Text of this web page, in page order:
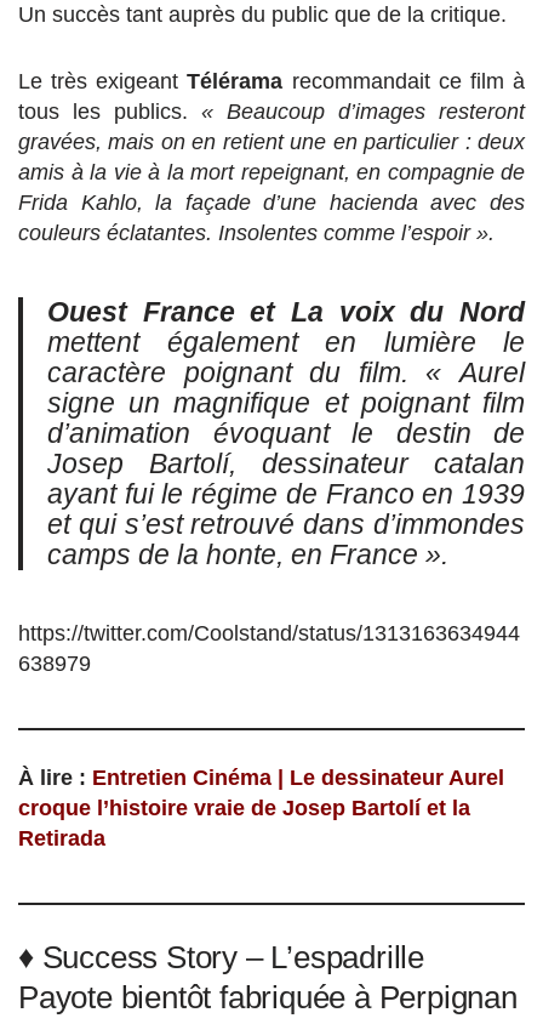
Un succès tant auprès du public que de la critique.
Le très exigeantTélérama recommandait ce film à
tous les publics. « Beaucoup d’images resteront
gravées, mais on en retient une en particulier : deux
amis à la vie à la mort repeignant, en compagnie de
Frida Kahlo, la façade d’une hacienda avec des
couleurs éclatantes. Insolentes comme l’espoir ».
Ouest France et La voix du Nord
mettent également en lumière le
caractère poignant du film. « Aurel
signe un magnifique et poignant film
d’animation évoquant le destin de
Josep Bartolí, dessinateur catalan
ayant fui le régime de Franco en 1939
et qui s’est retrouvé dans d’immondes
camps de la honte, en France ».
https://twitter.com/Coolstand/status/1313163634944
638979
À lire : Entretien Cinéma | Le dessinateur Aurel
croque l’histoire vraie de Josep Bartolí et la
Retirada
♦ Success Story – L’espadrille
Payote bientôt fabriquée à Perpignan